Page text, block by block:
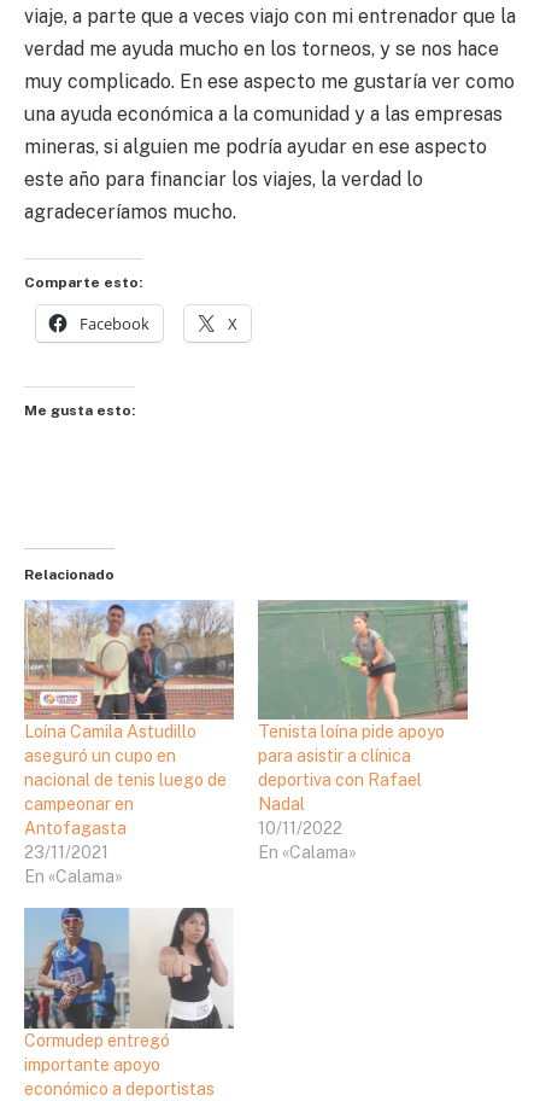
viaje, a parte que a veces viajo con mi entrenador que la
verdad me ayuda mucho en los torneos, y se nos hace
muy complicado. En ese aspecto me gustaría ver como
una ayuda económica a la comunidad y a las empresas
mineras, si alguien me podría ayudar en ese aspecto
este año para financiar los viajes, la verdad lo
agradeceríamos mucho.
Comparte esto:
Facebook X
Me gusta esto:
Relacionado
Loína Camila Astudillo
aseguró un cupo en
nacional de tenis luego de
campeonar en
Antofagasta
23/11/2021
En «Calama»
Tenista loína pide apoyo
para asistir a clínica
deportiva con Rafael
Nadal
10/11/2022
En «Calama»
Cormudep entregó
importante apoyo
económico a deportistas